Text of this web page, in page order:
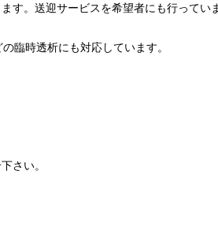
す。送迎サービスを希望者にも行ってい
臨時透析にも対応しています。
さい。